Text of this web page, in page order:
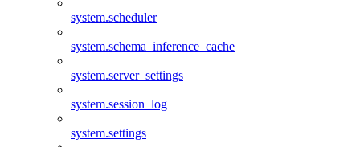
system.scheduler
system.schema_inference_cache
system.server_settings
system.session_log
system.settings